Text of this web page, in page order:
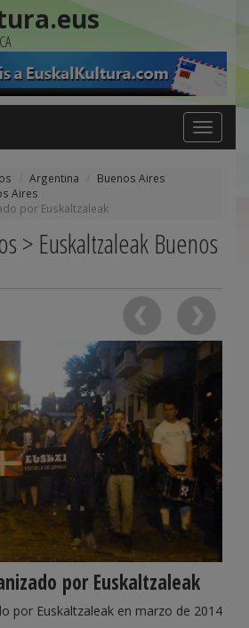
Toggle
navigation
Argentina
Buenos Aires
Aires
por Euskaltzaleak
> Euskaltzaleak Buenos
por Euskaltzaleak
por Euskaltzaleak en marzo de 2014